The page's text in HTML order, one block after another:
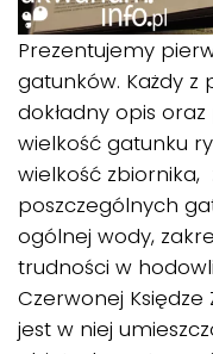
Prezentujemy
gatunków. Każdy
dokładny opis
wielkość gatunku
wielkość
poszczególnych
ogólnej wody,
trudności w
Czerwonej
jest w niej